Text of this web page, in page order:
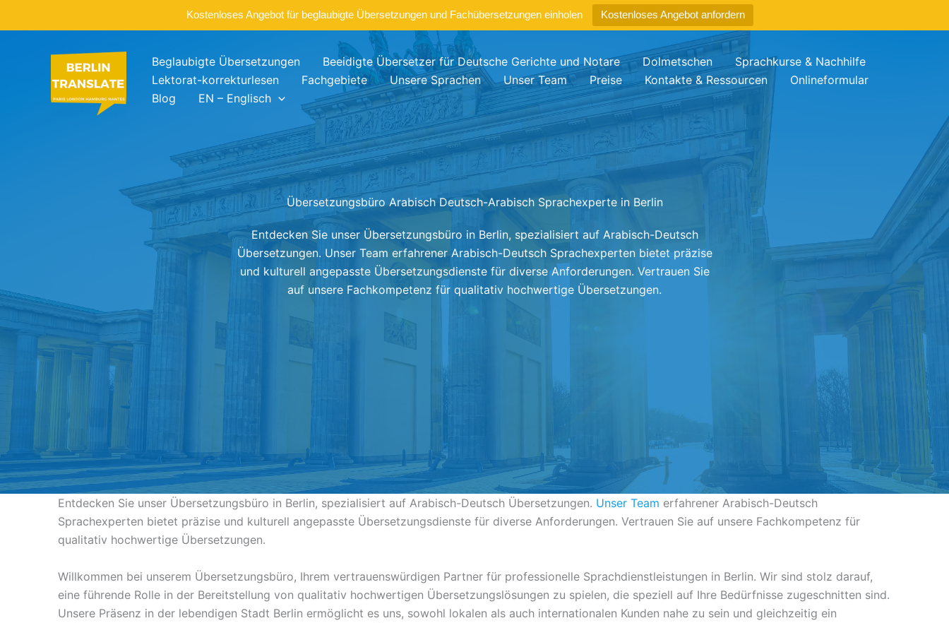
Kostenloses Angebot für beglaubigte Übersetzungen und Fachübersetzungen einholen Kostenloses Angebot anfordern
Beglaubigte Übersetzungen Beeidigte Übersetzer für Deutsche Gerichte und Notare Dolmetschen
Sprachkurse & Nachhilfe
Lektorat-korrekturlesen
Fachgebiete Unsere Sprachen Unser Team Preise Kontakte & Ressourcen
Onlineformular
Blog
EN – Englisch
Übersetzungsbüro Arabisch Deutsch-Arabisch Sprachexperte in Berlin
Entdecken Sie unser Übersetzungsbüro in Berlin, spezialisiert auf Arabisch-Deutsch
Übersetzungen. Unser Team erfahrener Arabisch-Deutsch Sprachexperten bietet präzise
und kulturell angepasste Übersetzungsdienste für diverse Anforderungen. Vertrauen Sie
auf unsere Fachkompetenz für qualitativ hochwertige Übersetzungen.
Entdecken Sie unser Übersetzungsbüro in Berlin, spezialisiert auf Arabisch-Deutsch Übersetzungen. Unser Team erfahrener Arabisch-Deutsch
Sprachexperten bietet präzise und kulturell angepasste Übersetzungsdienste für diverse Anforderungen. Vertrauen Sie auf unsere Fachkompetenz für
qualitativ hochwertige Übersetzungen.
Willkommen bei unserem Übersetzungsbüro, Ihrem vertrauenswürdigen Partner für professionelle Sprachdienstleistungen in Berlin. Wir sind stolz darauf,
eine führende Rolle in der Bereitstellung von qualitativ hochwertigen Übersetzungslösungen zu spielen, die speziell auf Ihre Bedürfnisse zugeschnitten sind.
Unsere Präsenz in der lebendigen Stadt Berlin ermöglicht es uns, sowohl lokalen als auch internationalen Kunden nahe zu sein und gleichzeitig ein